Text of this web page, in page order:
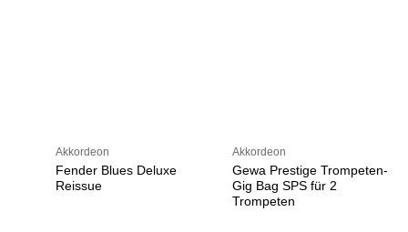
Akkordeon
Fender Blues Deluxe
Reissue
Akkordeon
Gewa Prestige Trompeten-
Gig Bag SPS für 2
Trompeten